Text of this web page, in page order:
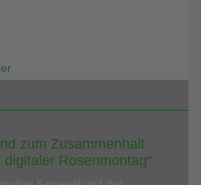
zum Zusammenhalt
Rosenmontag“